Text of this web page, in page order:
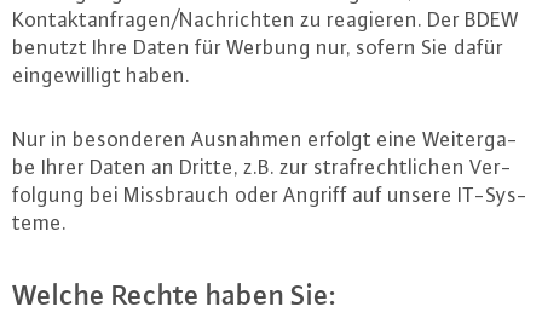
Kon­takt­an­fra­gen/Nach­rich­ten zu reagieren. Der BDEW
benutzt Ihre Daten für Werbung nur, sofern Sie dafür
ein­ge­wil­ligt haben.
Nur in be­son­de­ren Ausnahmen erfolgt eine Wei­ter­ga­
be Ihrer Daten an Dritte, z.B. zur straf­recht­li­chen Ver­
fol­gung bei Miss­brauch oder Angriff auf unsere IT-Sys­
te­me.
Welche Rechte haben Sie: